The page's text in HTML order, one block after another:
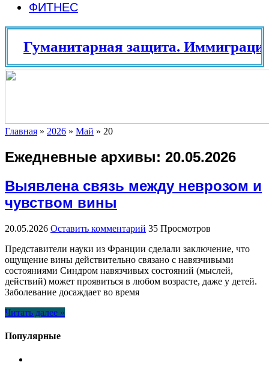
ФИТНЕС
Гуманитарная защита.
Главная » 2026 » Май » 20
Ежедневные архивы: 20.05.2026
Выявлена связь между неврозом и
чувством вины
20.05.2026 Оставить комментарий 35 Просмотров
Представители науки из Франции сделали заключение, что
ощущение вины действительно связано с навязчивыми
состояниями Синдром навязчивых состояний (мыслей,
действий) может проявиться в любом возрасте, даже у детей.
Заболевание досаждает во время
Читать далее »
Популярные